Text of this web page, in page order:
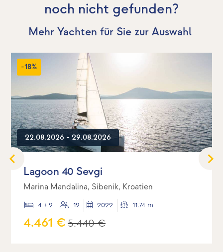
noch nicht gefunden?
Mehr Yachten für Sie zur Auswahl
-18%
22.08.2026 - 29.08.2026
Lagoon 40 Sevgi
Marina Mandalina, Sibenik, Kroatien
4 + 2 12 2022 11.74 m
4.461 €5.440 €